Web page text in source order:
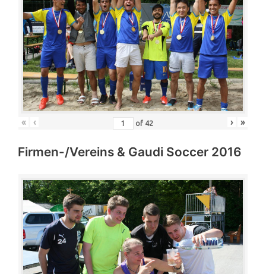
« ‹ of 42 › »
Firmen-/Vereins & Gaudi Soccer 2016